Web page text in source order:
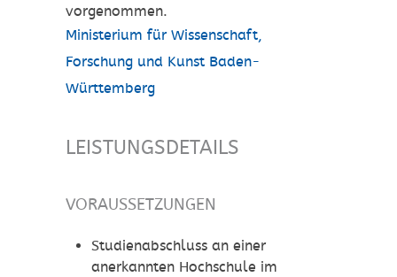
vorgenommen.
Ministerium für Wissenschaft,
Forschung und Kunst Baden-
Württemberg
LEISTUNGSDETAILS
VORAUSSETZUNGEN
Studienabschluss an einer
anerkannten Hochschule im